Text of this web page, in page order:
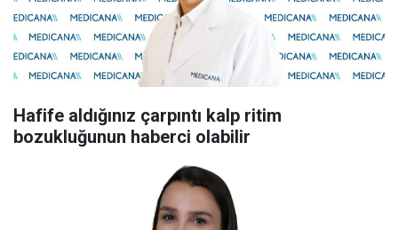
Hafife aldığınız çarpıntı kalp ritim
bozukluğunun haberci olabilir